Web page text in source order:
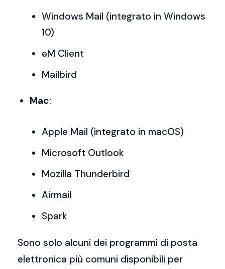
Windows Mail (integrato in Windows
10)
eM Client
Mailbird
Mac:
Apple Mail (integrato in macOS)
Microsoft Outlook
Mozilla Thunderbird
Airmail
Spark
Sono solo alcuni dei programmi di posta
elettronica più comuni disponibili per